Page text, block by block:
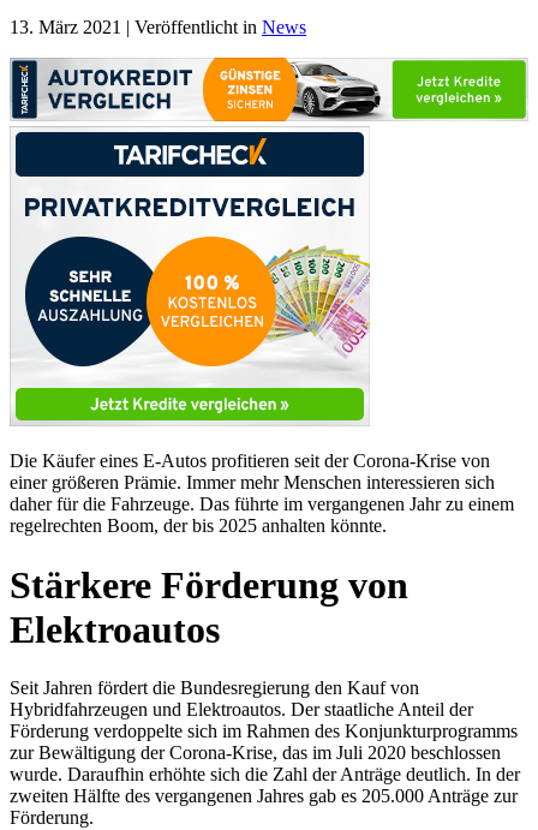
13. März 2021 | Veröffentlicht in News
Die Käufer eines E-Autos profitieren seit der Corona-Krise von
einer größeren Prämie. Immer mehr Menschen interessieren sich
daher für die Fahrzeuge. Das führte im vergangenen Jahr zu einem
regelrechten Boom, der bis 2025 anhalten könnte.
Stärkere Förderung von
Elektroautos
Seit Jahren fördert die Bundesregierung den Kauf von
Hybridfahrzeugen und Elektroautos. Der staatliche Anteil der
Förderung verdoppelte sich im Rahmen des Konjunkturprogramms
zur Bewältigung der Corona-Krise, das im Juli 2020 beschlossen
wurde. Daraufhin erhöhte sich die Zahl der Anträge deutlich. In der
zweiten Hälfte des vergangenen Jahres gab es 205.000 Anträge zur
Förderung.